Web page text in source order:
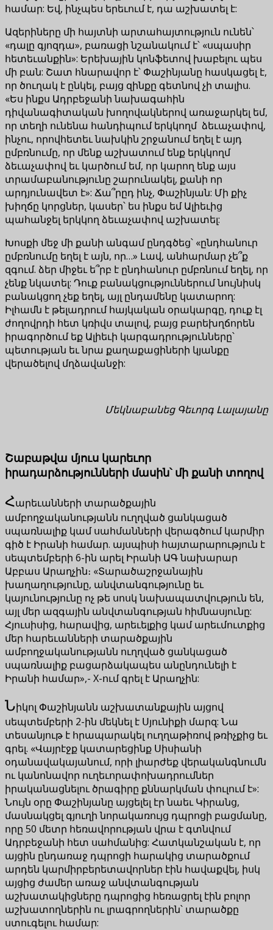
համար: Եվ, ինչպես երեւում է, դա աշխատել է:
Ազերիները մի հայտնի արտահայտություն ունեն՝
«դալը գյոզդա», բառացի նշանակում է՝ «սպասիր
հետեւանքին»: Երեխային կոնֆետով խաբելու պես
մի բան: Շատ հնարավոր է՝ Փաշինյանը հասկացել է,
որ ծուղակ է ընկել, բայց զինքը գետնով չի տալիս.
«Ես ինքս Ադրբեջանի նախագահին
դիվանագիտական խողովակներով առաջարկել եմ,
որ տեղի ունենա հանդիպում երկկողմ ձեւաչափով,
ինչու, որովհետեւ նախկին շրջանում եղել է այդ
ըմբռնումը, որ մենք աշխատում ենք երկկողմ
ձեւաչափով եւ կարծում եմ, որ կարող ենք այս
տրամաբանությունը շարունակել, քանի որ
արդյունավետ է»: Ճա՞րըդ ինչ, Փաշինյան: Մի քիչ
խիղճը կորցներ, կասեր՝ ես ինքս եմ Ալիեւից
պահանջել երկկող ձեւաչափով աշխատել:
Խոսքի մեջ մի քանի անգամ ընդգծեց՝ «ընդհանուր
ըմբռնումը եղել է այն, որ…» Լավ, անհարմար չե՞ք
զգում. ձեր միջեւ ե՞րբ է ընդհանուր ըմբռնում եղել, որ
չենք նկատել: Դուք բանակցություններում նույնիսկ
բանակցող չեք եղել, այլ ընդամենը կատարող:
Իլհամն է թելադրում հայկական օրակարգը, դուք էլ
ժողովրդի հետ կռիվս տալով, բայց բարեխղճորեն
իրագործում եք Ալիեւի կարգադրությունները՝
պետության եւ նրա քաղաքացիների կյանքը
վերածելով մղձավանջի:
Մեկնաբանեց Գեւորգ Լալայանը
Շաբաթվա մյուս կարեւոր
իրադարձությունների մասին՝ մի քանի տողով
Հարեւանների տարածքային
ամբողջականությանն ուղղված ցանկացած
սպառնալիք կամ սահմանների վերագծում կարմիր
գիծ է Իրանի համար. այսպիսի հայտարարություն է
սեպտեմբերի 6-ին արել Իրանի ԱԳ նախարար
Աբբաս Արաղչին։ «Տարածաշրջանային
խաղաղությունը, անվտանգությունը եւ
կայունությունը ոչ թե սոսկ նախապատվություն են,
այլ մեր ազգային անվտանգության հիմնասյունը:
Հյուսիսից, հարավից, արեւելքից կամ արեւմուտքից
մեր հարեւանների տարածքային
ամբողջականությանն ուղղված ցանկացած
սպառնալիք բացարձակապես անընդունելի է
Իրանի համար»,- X-ում գրել է Արաղչին:
Նիկոլ Փաշինյանն աշխատանքային այցով
սեպտեմբերի 2-ին մեկնել է Սյունիքի մարզ: Նա
տեսանյութ է հրապարակել ուղղաթիռով թռիչքից եւ
գրել. «Վայրէջք կատարեցինք Սիսիանի
օդանավակայանում, որի լիարժեք վերականգնումն
ու կանոնավոր ուղեւորափոխադրումներ
իրականացնելու ծրագիրը քննարկման փուլում է»:
Նույն օրը Փաշինյանը այցելել էր նաեւ Կիրանց,
մասնակցել գյուղի նորակառույց դպրոցի բացմանը,
որը 50 մետր հեռավորության վրա է գտնվում
Ադրբեջանի հետ սահմանից: Հատկանշական է, որ
այցին ընդառաջ դպրոցի հարակից տարածքում
արդեն կարմիրբերետավորներ էին հավաքվել, իսկ
այցից ժամեր առաջ անվտանգության
աշխատակիցները դպրոցից հեռացրել էին բոլոր
աշխատողներին ու լրագրողներին՝ տարածքը
ստուգելու համար: